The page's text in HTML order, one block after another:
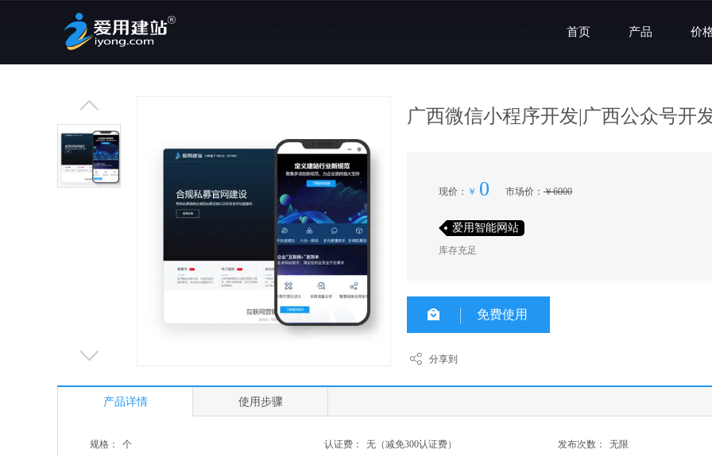
首页 产品 价
广西微信小程序开发|广西公众号开
现价 ： ￥ 0 市场价 ： ￥6000
爱用智能网站
库存充足
免费使用
分享到
产品详情 使用步骤
规格： 个 认证费： 无（减免300认证费） 发布次数： 无限